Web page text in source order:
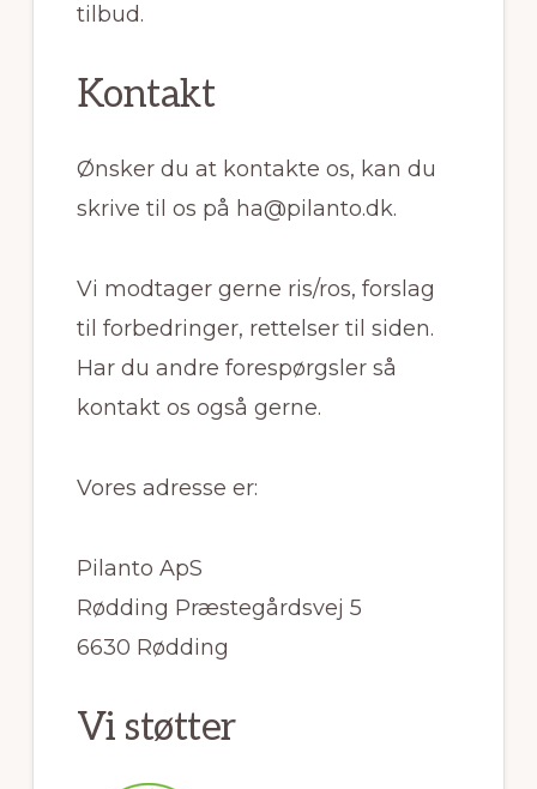
tilbud.
Kontakt
Ønsker du at kontakte os, kan du
skrive til os på ha@pilanto.dk.
Vi modtager gerne ris/ros, forslag
til forbedringer, rettelser til siden.
Har du andre forespørgsler så
kontakt os også gerne.
Vores adresse er:
Pilanto ApS
Rødding Præstegårdsvej 5
6630 Rødding
Vi støtter